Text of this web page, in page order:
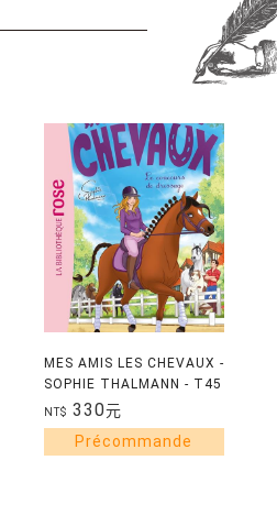
MES AMIS LES CHEVAUX -
SOPHIE THALMANN - T45
- MES AMIS LES CHEVAUX
45 - LE CONCOURS DE
DRESSAGE
NT$ 330元